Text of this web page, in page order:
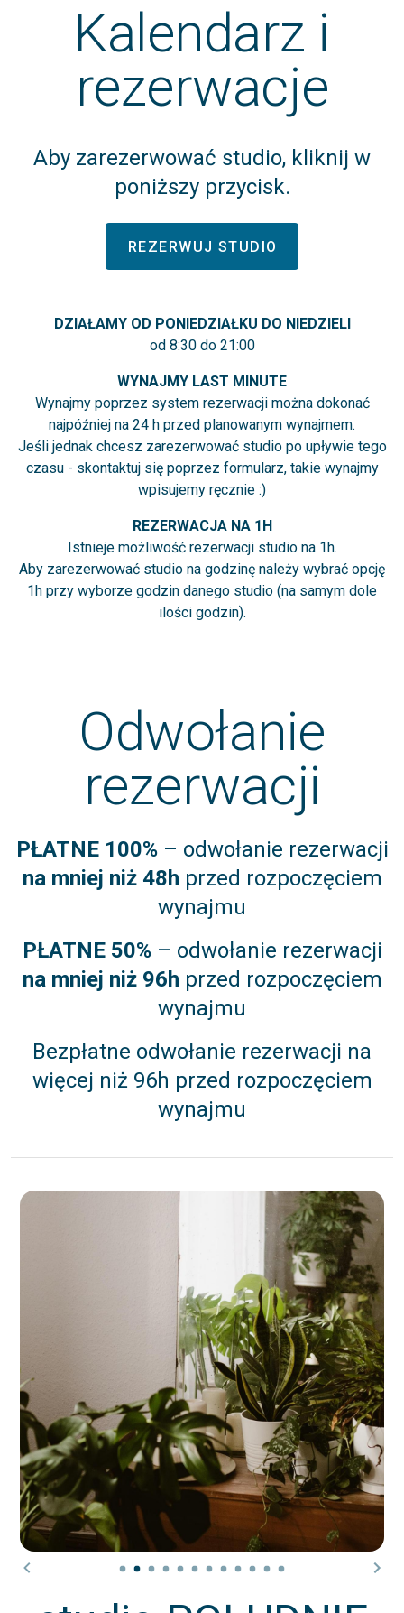
Kalendarz i
rezerwacje
Aby zarezerwować studio, kliknij w
poniższy przycisk.
REZERWUJ STUDIO
DZIAŁAMY OD PONIEDZIAŁKU DO NIEDZIELI
od 8:30 do 21:00
WYNAJMY LAST MINUTE
Wynajmy poprzez system rezerwacji można dokonać
najpóźniej na 24 h przed planowanym wynajmem.
Jeśli jednak chcesz zarezerwować studio po upływie tego
czasu - skontaktuj się poprzez formularz, takie wynajmy
wpisujemy ręcznie :)
REZERWACJA NA 1H
Istnieje możliwość rezerwacji studio na 1h.
Aby zarezerwować studio na godzinę należy wybrać opcję
1h przy wyborze godzin danego studio (na samym dole
ilości godzin).
Odwołanie
rezerwacji
PŁATNE 100%– odwołanie rezerwacji
na mniej niż 48h przed rozpoczęciem
wynajmu
PŁATNE 50%– odwołanie rezerwacji
na mniej niż 96h przed rozpoczęciem
wynajmu
Bezpłatne odwołanie rezerwacji na
więcej niż 96h przed rozpoczęciem
wynajmu